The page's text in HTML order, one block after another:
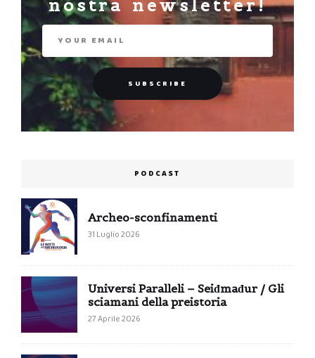
nostra newsletter!
PODCAST
Archeo-sconfinamenti
31 Luglio 2026
Universi Paralleli – Seiđmađur / Gli
sciamani della preistoria
27 Aprile 2026